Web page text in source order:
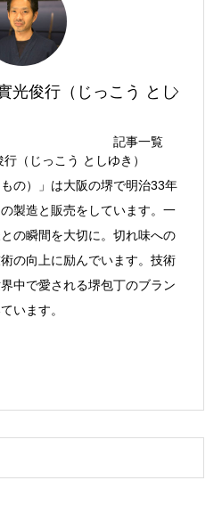
光俊行（じっこう とし
記事一覧
（じっこう としゆき）
の）」は大阪の堺で明治33年
製造と販売をしています。一
の瞬間を大切に。切れ味への
の向上に励んでいます。技術
中で愛される堺包丁のブラン
います。